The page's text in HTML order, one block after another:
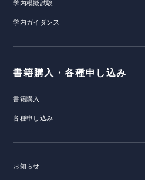
学内模擬試験
学内ガイダンス
書籍購入・各種申し込み
書籍購入
各種申し込み
お知らせ